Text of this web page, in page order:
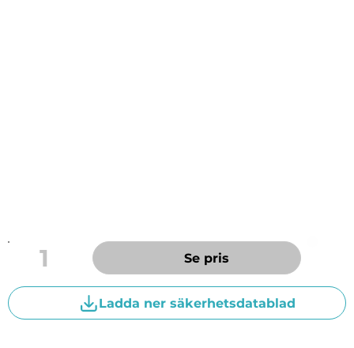
1
Ladda ner säkerhetsdatablad
Se pris